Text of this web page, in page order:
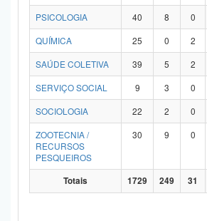
PSICOLOGIA 40 8 0
QUÍMICA
25 0 2
SAÚDE COLETIVA
39 5 2
SERVIÇO SOCIAL
9 3 0
SOCIOLOGIA
22 2 0
ZOOTECNIA /
RECURSOS
PESQUEIROS
30 9 0
Totais 1729 249 31